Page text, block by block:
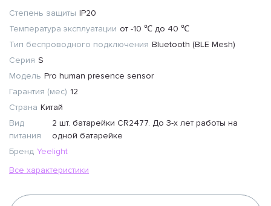
Степень защиты IP20
Температура эксплуатации от -10 ℃ до 40 ℃
Тип беспроводного подключения Bluetooth (BLE Mesh)
Серия S
Модель Pro human presence sensor
Гарантия (мес) 12
Страна Китай
Вид
питания
2 шт. батарейки CR2477. До 3-х лет работы на
одной батарейке
Бренд Yeelight
Все характеристики